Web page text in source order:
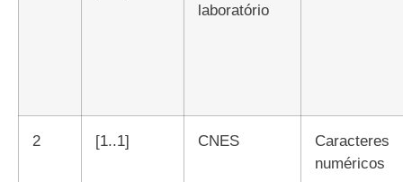
laboratório
2 [1..1] CNES
Caracteres
numéricos